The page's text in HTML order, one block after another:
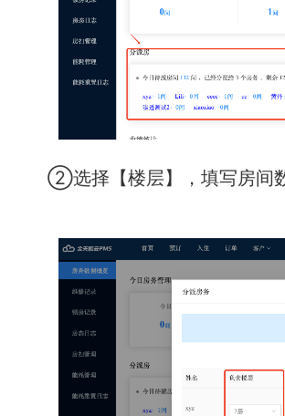
②选择【楼层】，填写房间